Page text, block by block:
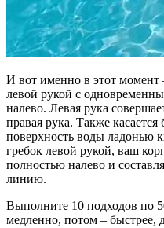
И вот именно в этот момент
левой рукой с
налево. Левая рука
правая рука. Также
поверхность воды ладонью
гребок левой рукой, ваш
полностью налево и
линию.
Выполните 10 подходов по
медленно, потом – быстрее,